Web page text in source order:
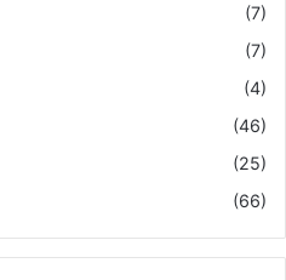
(7)
(7)
(4)
(46)
(25)
(66)